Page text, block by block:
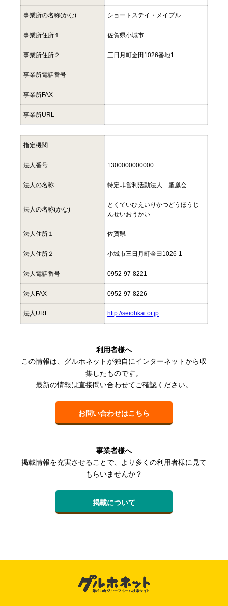
事業所の名称(かな) ショートステイ・メイプル
事業所住所１ 佐賀県小城市
事業所住所２ 三日月町金田1026番地1
事業所電話番号 -
事業所FAX -
事業所URL -
指定機関
法人番号 1300000000000
法人の名称 特定非営利活動法人 聖凰会
法人の名称(かな)
とくていひえいりかつどうほうじ
んせいおうかい
法人住所１ 佐賀県
法人住所２ 小城市三日月町金田1026-1
法人電話番号 0952-97-8221
法人FAX 0952-97-8226
法人URL http://seiohkai.or.jp
利用者様へ
この情報は、グルホネットが独自にインターネットから収
集したものです。
最新の情報は直接問い合わせてご確認ください。
お問い合わせはこちら
事業者様へ
掲載情報を充実させることで、より多くの利用者様に見て
もらいませんか？
掲載について